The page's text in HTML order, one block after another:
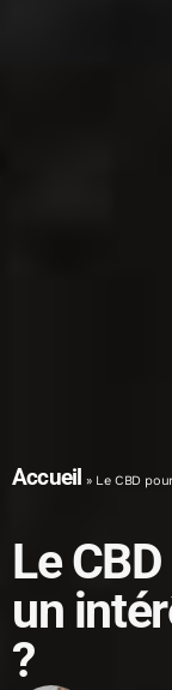
Accueil » Le CBD
Le
un
?